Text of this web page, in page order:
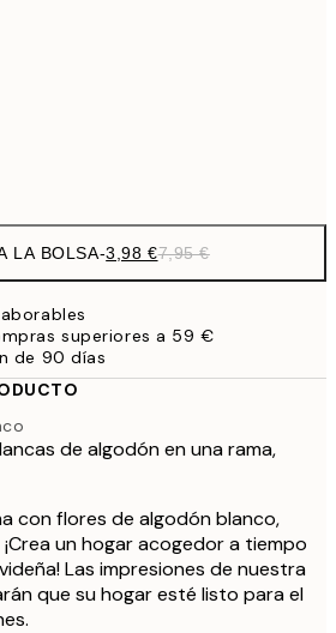
LA BOLSA-3,98 €7,95 €
superiores a 59 €
de 90 días
de algodón en una rama,
con flores de algodón blanco,
un hogar acogedor a tiempo
Las impresiones de nuestra
que su hogar esté listo para el